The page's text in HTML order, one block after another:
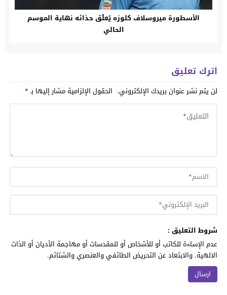
الأسطورة ميروسلاف كلوزه يُعلّق حذائه نهاية الموسم
الحالي
اترك تعليق
لن يتم نشر عنوان بريدك الإلكتروني. الحقول الإلزامية مشار إليها بـ*
شروط التعليق :
عدم الإساءة للكاتب أو للأشخاص أو للمقدسات أو مهاجمة الأديان أو الذات
الالهية. والابتعاد عن التحريض الطائفي والعنصري والشتائم.